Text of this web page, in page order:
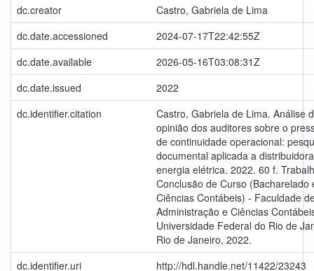
dc.creator
Castro, Gabriela de Lima
dc.date.accessioned
2024-07-17T22:42:55Z
dc.date.available
2026-05-16T03:08:31Z
dc.date.issued
2022
dc.identifier.citation
Castro, Gabriela de Lima. Análise
opinião dos auditores sobre o
de continuidade operacional:
documental aplicada a
energia elétrica. 2022. 60 f.
Conclusão de Curso (Bacharelado
Ciências Contábeis) - Faculdade
Administração e Ciências
Universidade Federal do Rio de
Rio de Janeiro, 2022.
dc.identifier.uri
http://hdl.handle.net/11422/23243